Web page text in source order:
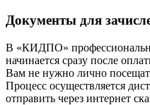
Документы для
В «КИДПО»
начинается сразу после
Вам не нужно лично
Процесс осуществляется
отправить через интернет